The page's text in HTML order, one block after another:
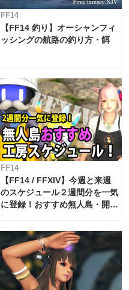
FF14
【FF14 釣り】オーシャンフィ
ッシングの航路の釣り方・餌
FF14
【FF14 / FFXIV】今週と来週
のスケジュール２週間分を一気
に登録！おすすめ無人島・開拓